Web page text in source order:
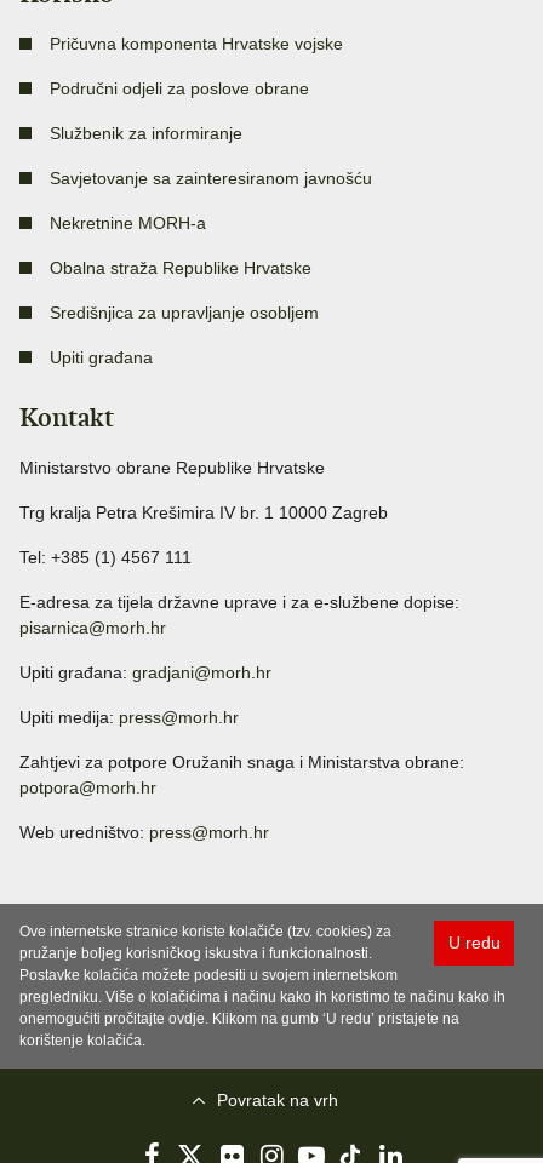
Pričuvna komponenta Hrvatske vojske
Područni odjeli za poslove obrane
Službenik za informiranje
Savjetovanje sa zainteresiranom javnošću
Nekretnine MORH-a
Obalna straža Republike Hrvatske
Središnjica za upravljanje osobljem
Upiti građana
Kontakt
Ministarstvo obrane Republike Hrvatske
Trg kralja Petra Krešimira IV br. 1 10000 Zagreb
Tel: +385 (1) 4567 111
E-adresa za tijela državne uprave i za e-službene dopise:
pisarnica@morh.hr
Upiti građana: gradjani@morh.hr
Upiti medija: press@morh.hr
Zahtjevi za potpore Oružanih snaga i Ministarstva obrane:
potpora@morh.hr
Web uredništvo: press@morh.hr
U redu
Ove internetske stranice koriste kolačiće (tzv. cookies) za
pružanje boljeg korisničkog iskustva i funkcionalnosti.
Postavke kolačića možete podesiti u svojem internetskom
pregledniku. Više o kolačićima i načinu kako ih koristimo te načinu kako ih
onemogućiti pročitajte ovdje. Klikom na gumb ‘U redu’ pristajete na
korištenje kolačića.
Povratak na vrh